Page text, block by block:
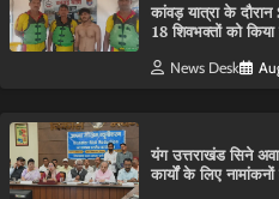
कांवड़ यात्रा के
18 शिवभक्तों को
News Desk
यंग उत्तराखंड सिने
कार्यों के लिए